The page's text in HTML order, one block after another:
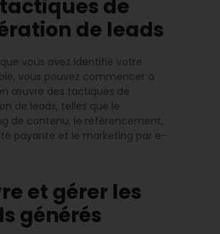
de
de leads
vous avez identifié votre
vous pouvez commencer à
œuvre des tactiques de
de leads, telles que le
de contenu, le référencement,
payante et le marketing par e-
et gérer les
générés